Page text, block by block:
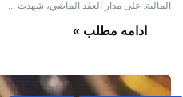
المالية. على مدار العقد الماضي، شهدت ...
ادامه مطلب »